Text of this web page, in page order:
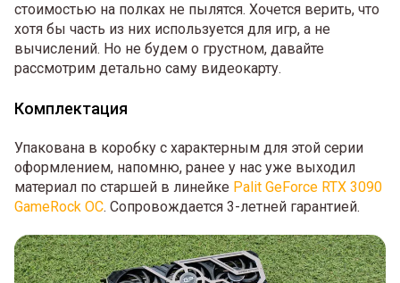
стоимостью на полках не пылятся. Хочется верить, что
хотя бы часть из них используется для игр, а не
вычислений. Но не будем о грустном, давайте
рассмотрим детально саму видеокарту.
Комплектация
Упакована в коробку с характерным для этой серии
оформлением, напомню, ранее у нас уже выходил
материал по старшей в линейке Palit GeForce RTX 3090
GameRock OC. Сопровождается 3-летней гарантией.